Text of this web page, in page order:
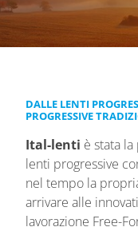
DALLE LENTI
PROGRESSIVE
Ital-lenti è stata
lenti progressive
nel tempo la
arrivare alle
lavorazione Free-